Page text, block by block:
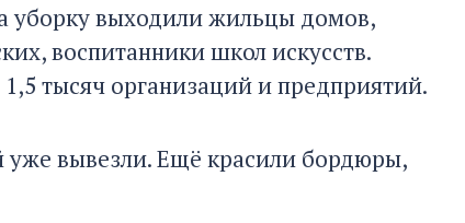
уборку выходили жильцы домов,
воспитанники школ искусств.
тысяч организаций и предприятий.
уже вывезли. Ещё красили бордюры,